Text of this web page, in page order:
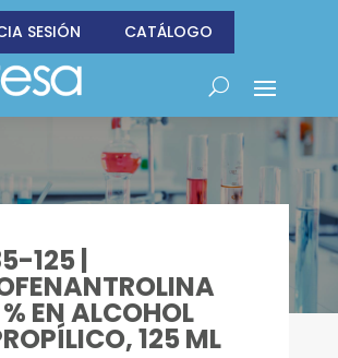
SESIÓN CATÁLOGO
125 |
EN ALCOHOL
125 ML